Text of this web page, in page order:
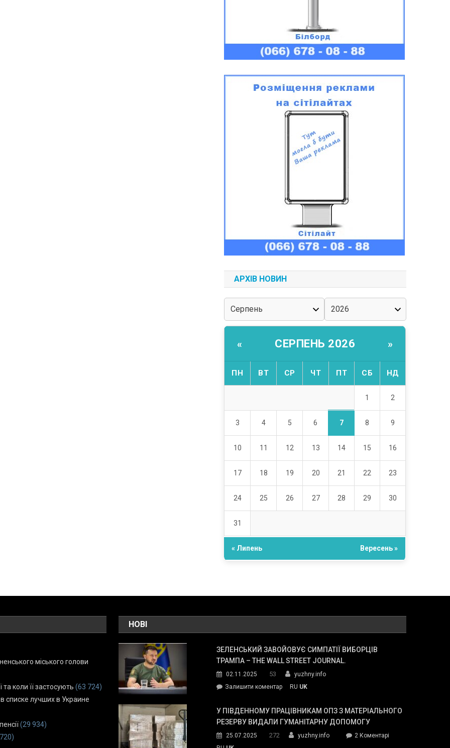
АРХІВ НОВИН
« СЕРПЕНЬ 2026 »
ПН ВТ СР ЧТ ПТ СБ НД
1 2
3 4 5 6 7 8 9
10 11 12 13 14 15 16
17 18 19 20 21 22 23
24 25 26 27 28 29 30
31
« Липень Вересень »
міського голови
коли її застосують (63 724)
списке лучших в Украине
(29 934)
НОВІ
ЗЕЛЕНСЬКИЙ ЗАВОЙОВУЄ СИМПАТІЇ ВИБОРЦІВ
ТРАМПА – THE WALL STREET JOURNAL.
02.11.2025 53
yuzhny.info
Залишити коментарon
завойовує
симпатії
Трампа
RU UK
У ПІВДЕННОМУ ПРАЦІВНИКАМ ОПЗ З МАТЕРІАЛЬНОГО
РЕЗЕРВУ ВИДАЛИ ГУМАНІТАРНУ ДОПОМОГУ
25.07.2025 272 yuzhny.info 2 Коментарідо